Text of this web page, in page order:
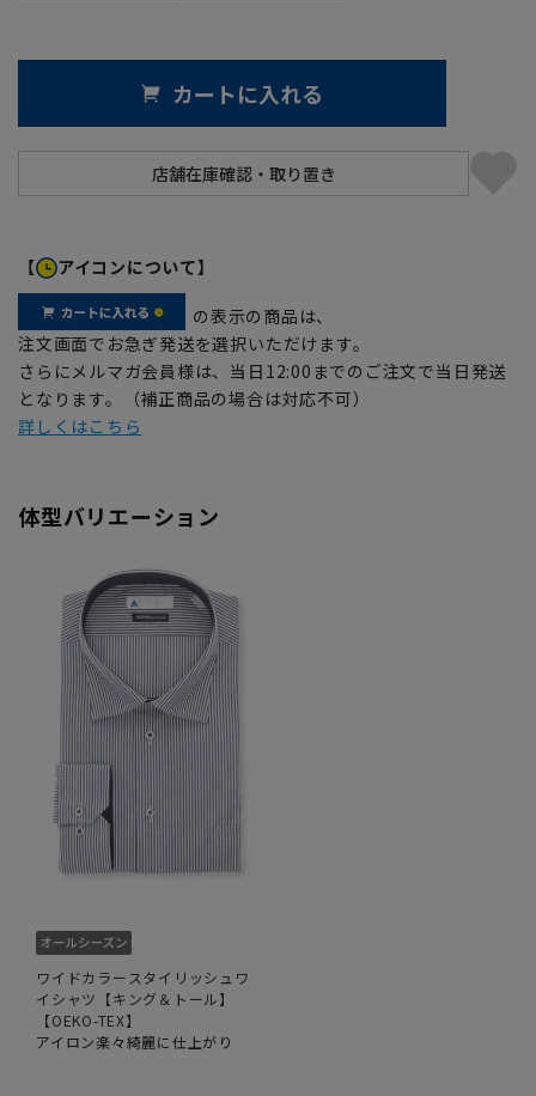
カートに入れる
【 アイコンについて】
の表示の商品は、
注文画面でお急ぎ発送を選択いただけます。
さらにメルマガ会員様は、当日12:00までのご注文で当日発送
となります。（補正商品の場合は対応不可）
詳しくはこちら
体型バリエーション
ワイドカラースタイリッシュワ
イシャツ【キング＆トール】
【OEKO-TEX】
アイロン楽々綺麗に仕上がり